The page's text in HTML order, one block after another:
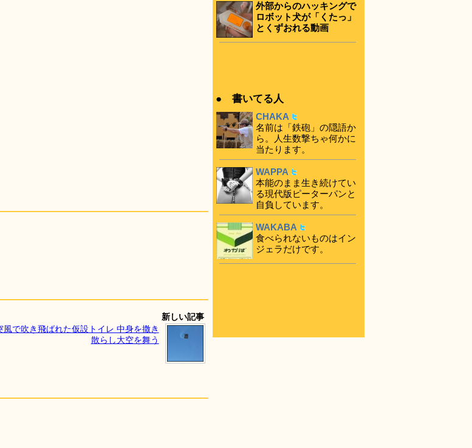
新しい記事
風で吹き飛ばれた仮設トイレ 中身を撒き
散らし大空を舞う
外部からのハッキングで
ロボット犬が「くたっ」
とくずおれる動画
● 書いてる人
CHAKA
名前は「鉄砲」の隠語か
ら。人生数撃ちゃ何かに
当たります。
WAPPA
本能のまま生き続けてい
る現代版ピーターパンと
自負しています。
WAKABA
食べられないものはイン
ジェラだけです。